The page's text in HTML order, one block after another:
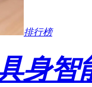
排行榜
身智